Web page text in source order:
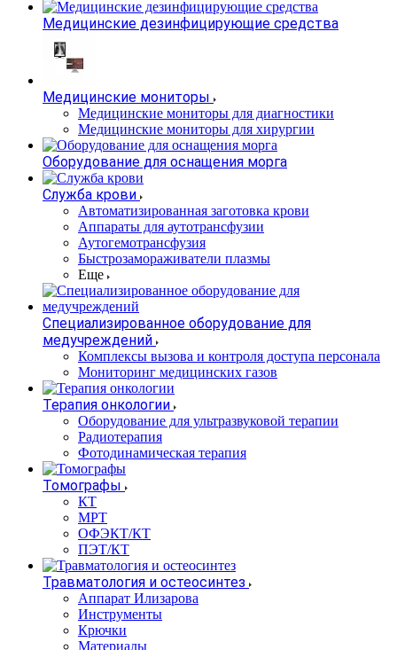
Медицинские дезинфицирующие средства
Медицинские мониторы
Медицинские мониторы для диагностики
Медицинские мониторы для хирургии
Оборудование для оснащения морга
Служба крови
Автоматизированная заготовка крови
Аппараты для аутотрансфузии
Аутогемотрансфузия
Быстрозамораживатели плазмы
Еще
Специализированное оборудование для
медучреждений
Комплексы вызова и контроля доступа персонала
Мониторинг медицинских газов
Терапия онкологии
Оборудование для ультразвуковой терапии
Радиотерапия
Фотодинамическая терапия
Томографы
КТ
МРТ
ОФЭКТ/КТ
ПЭТ/КТ
Травматология и остеосинтез
Аппарат Илизарова
Инструменты
Крючки
Материалы